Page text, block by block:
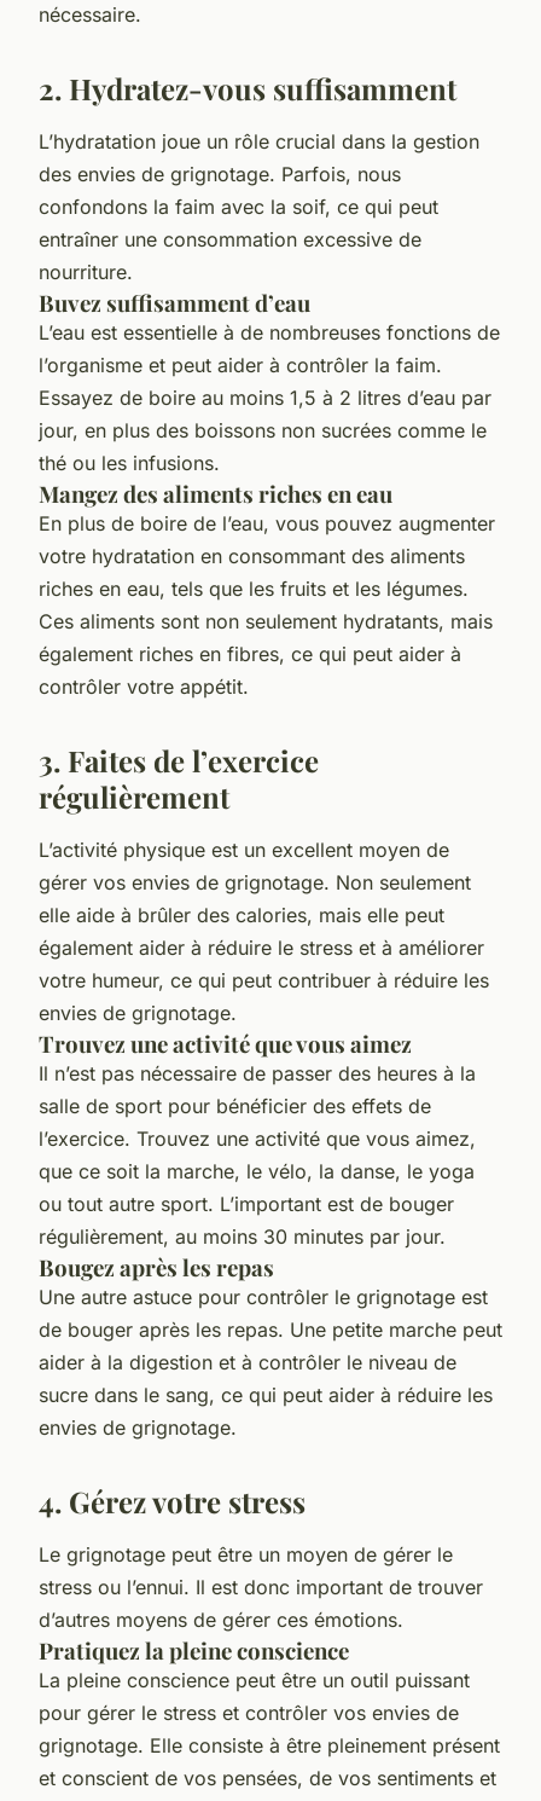
nécessaire.
2. Hydratez-vous suffisamment
L’hydratation joue un rôle crucial dans la gestion
des envies de grignotage. Parfois, nous
confondons la faim avec la soif, ce qui peut
entraîner une consommation excessive de
nourriture.
Buvez suffisamment d’eau
L’eau est essentielle à de nombreuses fonctions de
l’organisme et peut aider à contrôler la faim.
Essayez de boire au moins 1,5 à 2 litres d’eau par
jour, en plus des boissons non sucrées comme le
thé ou les infusions.
Mangez des aliments riches en eau
En plus de boire de l’eau, vous pouvez augmenter
votre hydratation en consommant des aliments
riches en eau, tels que les fruits et les légumes.
Ces aliments sont non seulement hydratants, mais
également riches en fibres, ce qui peut aider à
contrôler votre appétit.
3. Faites de l’exercice
régulièrement
L’activité physique est un excellent moyen de
gérer vos envies de grignotage. Non seulement
elle aide à brûler des calories, mais elle peut
également aider à réduire le stress et à améliorer
votre humeur, ce qui peut contribuer à réduire les
envies de grignotage.
Trouvez une activité que vous aimez
Il n’est pas nécessaire de passer des heures à la
salle de sport pour bénéficier des effets de
l’exercice. Trouvez une activité que vous aimez,
que ce soit la marche, le vélo, la danse, le yoga
ou tout autre sport. L’important est de bouger
régulièrement, au moins 30 minutes par jour.
Bougez après les repas
Une autre astuce pour contrôler le grignotage est
de bouger après les repas. Une petite marche peut
aider à la digestion et à contrôler le niveau de
sucre dans le sang, ce qui peut aider à réduire les
envies de grignotage.
4. Gérez votre stress
Le grignotage peut être un moyen de gérer le
stress ou l’ennui. Il est donc important de trouver
d’autres moyens de gérer ces émotions.
Pratiquez la pleine conscience
La pleine conscience peut être un outil puissant
pour gérer le stress et contrôler vos envies de
grignotage. Elle consiste à être pleinement présent
et conscient de vos pensées, de vos sentiments et